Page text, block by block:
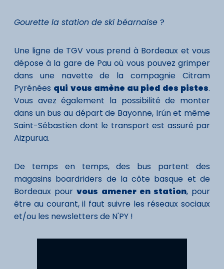
Gourette la station de ski béarnaise ?
Une ligne de TGV vous prend à Bordeaux et vous
dépose à la gare de Pau où vous pouvez grimper
dans une navette de la compagnie Citram
Pyrénées qui vous amène au pied des pistes.
Vous avez également la possibilité de monter
dans un bus au départ de Bayonne, Irún et même
Saint-Sébastien dont le transport est assuré par
Aizpurua.
De temps en temps, des bus partent des
magasins boardriders de la côte basque et de
Bordeaux pourvous amener en station, pour
être au courant, il faut suivre les réseaux sociaux
et/ou les newsletters de N'PY !